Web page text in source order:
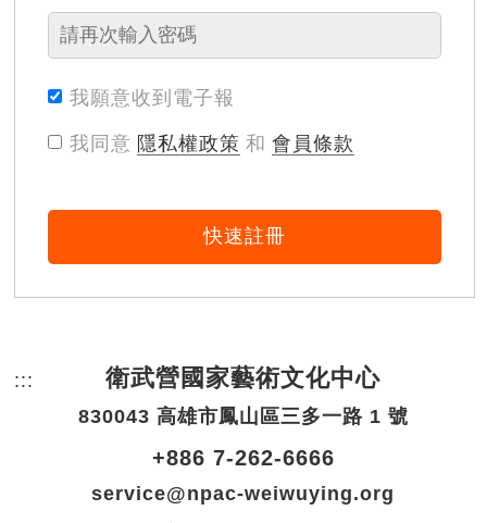
我願意收到電子報
我同意 隱私權政策 和 會員條款
快速註冊
::: 頁尾網站資訊。
衛武營國家藝術文化中心
830043 高雄市鳳山區三多一路 1 號
+886 7-262-6666
service@npac-weiwuying.org